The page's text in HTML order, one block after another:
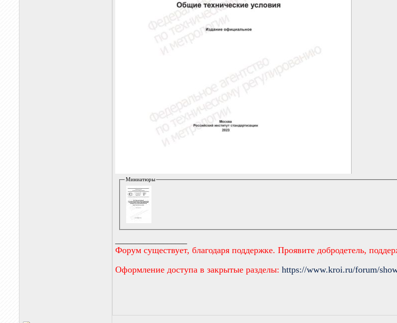
Миниатюры
Форум существует, благодаря поддержке. Проявите добродетель,
Оформление доступа в закрытые разделы:https://www.kroi.ru/forum/